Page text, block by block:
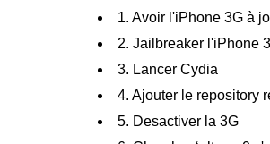
1. Avoir l'iPhone 3G à
2. Jailbreaker l'iPhone
3. Lancer Cydia
4. Ajouter le repository
5. Desactiver la 3G